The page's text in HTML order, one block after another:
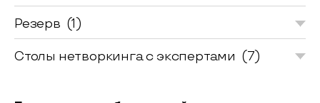
Резерв (1)
Столы нетворкинга с экспертами (7)